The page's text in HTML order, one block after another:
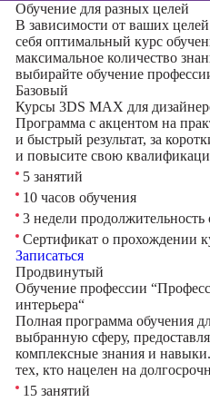
Обучение для разных целей
В зависимости от ваших
себя оптимальный курс
максимальное количество
выбирайте обучение
Базовый
Курсы 3DS MAX для
Программа с акцентом на
и быстрый результат, за
и повысите свою
5 занятий
10 часов обучения
3 недели продолжительность
Сертификат о прохождении
Записаться
Продвинутый
Обучение профессии
интерьера“
Полная программа обучения
выбранную сферу,
комплексные знания и
тех, кто нацелен на
15 занятий